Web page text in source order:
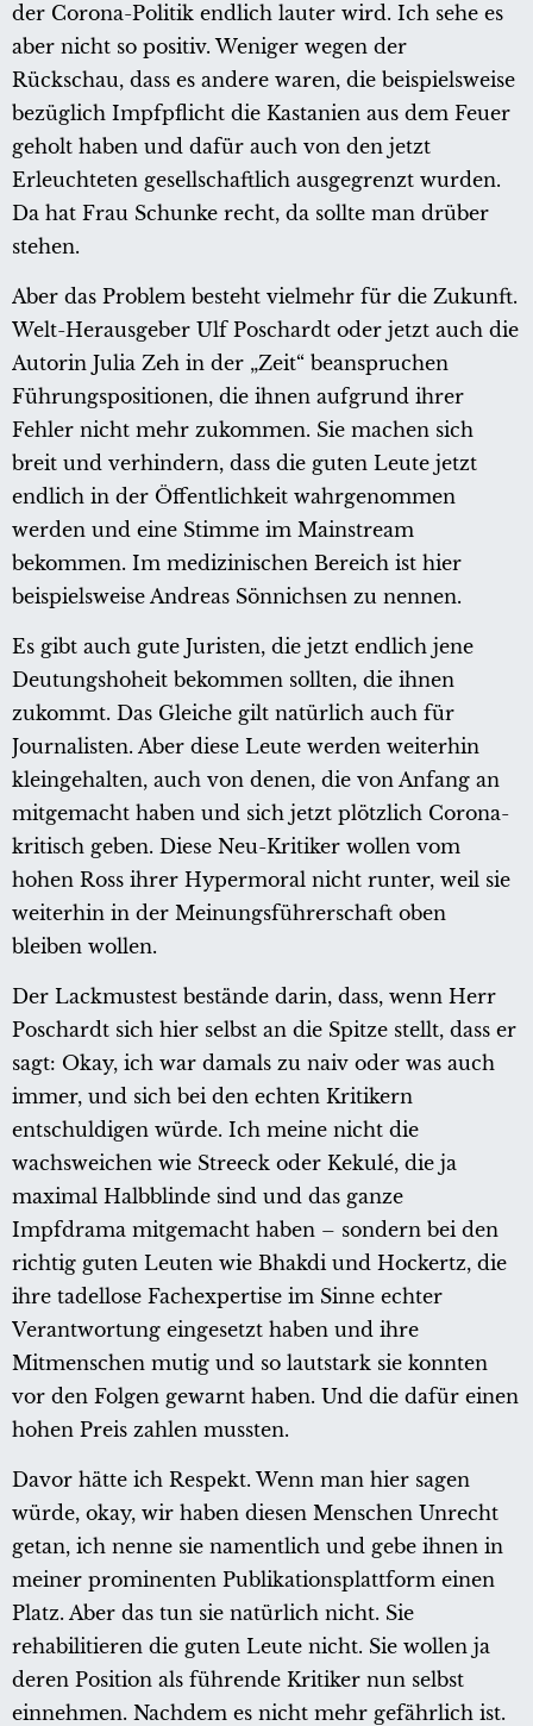
der Corona-Politik endlich lauter wird. Ich sehe es
aber nicht so positiv. Weniger wegen der
Rückschau, dass es andere waren, die beispielsweise
bezüglich Impfpflicht die Kastanien aus dem Feuer
geholt haben und dafür auch von den jetzt
Erleuchteten gesellschaftlich ausgegrenzt wurden.
Da hat Frau Schunke recht, da sollte man drüber
stehen.
Aber das Problem besteht vielmehr für die Zukunft.
Welt-Herausgeber Ulf Poschardt oder jetzt auch die
Autorin Julia Zeh in der „Zeit“ beanspruchen
Führungspositionen, die ihnen aufgrund ihrer
Fehler nicht mehr zukommen. Sie machen sich
breit und verhindern, dass die guten Leute jetzt
endlich in der Öffentlichkeit wahrgenommen
werden und eine Stimme im Mainstream
bekommen. Im medizinischen Bereich ist hier
beispielsweise Andreas Sönnichsen zu nennen.
Es gibt auch gute Juristen, die jetzt endlich jene
Deutungshoheit bekommen sollten, die ihnen
zukommt. Das Gleiche gilt natürlich auch für
Journalisten. Aber diese Leute werden weiterhin
kleingehalten, auch von denen, die von Anfang an
mitgemacht haben und sich jetzt plötzlich Corona-
kritisch geben. Diese Neu-Kritiker wollen vom
hohen Ross ihrer Hypermoral nicht runter, weil sie
weiterhin in der Meinungsführerschaft oben
bleiben wollen.
Der Lackmustest bestände darin, dass, wenn Herr
Poschardt sich hier selbst an die Spitze stellt, dass er
sagt: Okay, ich war damals zu naiv oder was auch
immer, und sich bei den echten Kritikern
entschuldigen würde. Ich meine nicht die
wachsweichen wie Streeck oder Kekulé, die ja
maximal Halbblinde sind und das ganze
Impfdrama mitgemacht haben – sondern bei den
richtig guten Leuten wie Bhakdi und Hockertz, die
ihre tadellose Fachexpertise im Sinne echter
Verantwortung eingesetzt haben und ihre
Mitmenschen mutig und so lautstark sie konnten
vor den Folgen gewarnt haben. Und die dafür einen
hohen Preis zahlen mussten.
Davor hätte ich Respekt. Wenn man hier sagen
würde, okay, wir haben diesen Menschen Unrecht
getan, ich nenne sie namentlich und gebe ihnen in
meiner prominenten Publikationsplattform einen
Platz. Aber das tun sie natürlich nicht. Sie
rehabilitieren die guten Leute nicht. Sie wollen ja
deren Position als führende Kritiker nun selbst
einnehmen. Nachdem es nicht mehr gefährlich ist.